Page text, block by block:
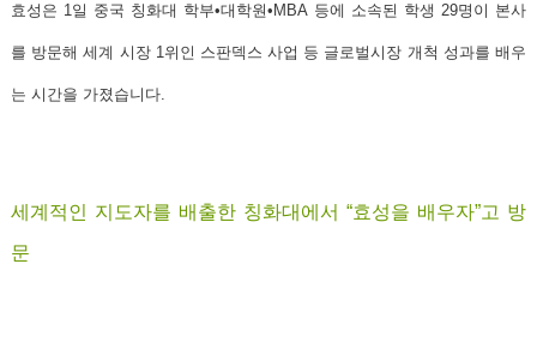
효성은 1일 중국 칭화대 학부•대학원•MBA 등에 소속된 학생 29명이 본사
를 방문해 세계 시장 1위인 스판덱스 사업 등 글로벌시장 개척 성과를 배우
는 시간을 가졌습니다.
세계적인 지도자를 배출한 칭화대에서 “효성을 배우자”고 방
문